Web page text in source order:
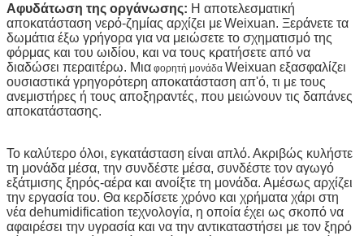
Αφυδάτωση της οργάνωσης: Η αποτελεσματική
αποκατάσταση νερό-ζημίας αρχίζει μεWeixuan. Ξεράνετε τα
δωμάτια έξω γρήγορα για να μειώσετε το σχηματισμό της
φόρμας και του ωιδίου, και να τους κρατήσετε από να
διαδώσει περαιτέρω. Μια φορητή μονάδα Weixuan εξασφαλίζει
ουσιαστικά γρηγορότερη αποκατάσταση απ'ό, τι με τους
ανεμιστήρες ή τους αποξηραντές, που μειώνουν τις δαπάνες
αποκατάστασης.
Το καλύτερο όλοι, εγκατάσταση είναι απλό. Ακριβώς κυλήστε
τη μονάδα μέσα, την συνδέστε μέσα, συνδέστε τον αγωγό
εξάτμισης ξηρός-αέρα και ανοίξτε τη μονάδα. Αμέσως αρχίζει
την εργασία του. Θα κερδίσετε χρόνο και χρήματα χάρι στη
νέα dehumidification τεχνολογία, η οποία έχει ως σκοπό να
αφαιρέσει την υγρασία και να την αντικαταστήσει με τον ξηρό